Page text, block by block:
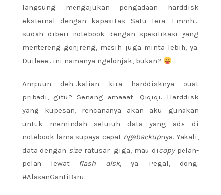
langsung mengajukan pengadaan harddisk
eksternal dengan kapasitas Satu Tera. Emmh…
sudah diberi notebook dengan spesifikasi yang
mentereng gonjreng, masih juga minta lebih, ya.
Duileee…ini namanya ngelonjak, bukan?
Ampuun deh…kalian kira harddisknya buat
pribadi, gitu? Senang amaaat. Qiqiqi. Harddisk
yang kupesan, rencananya akan aku gunakan
untuk memindah
seluruh data yang ada di
notebook lama supaya cepat ngebackupnya.Yakali,
data dengan size ratusan giga, mau dicopypelan-
pelan lewat flash disk, ya. Pegal, dong.
#AlasanGantiBaru